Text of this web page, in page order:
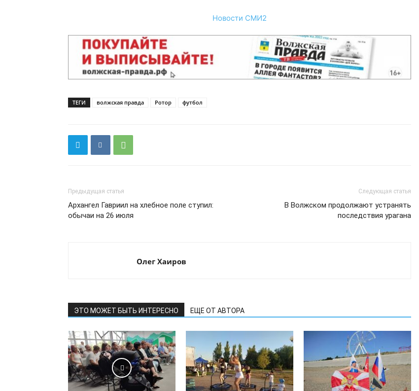
Новости СМИ2
ТЕГИ волжская правда Ротор футбол
Предыдущая статья
Архангел Гавриил на хлебное поле ступил:
обычаи на 26 июля
Следующая статья
В Волжском продолжают устранять
последствия урагана
Олег Хаиров
ЭТО МОЖЕТ БЫТЬ ИНТЕРЕСНО ЕЩЕ ОТ АВТОРА